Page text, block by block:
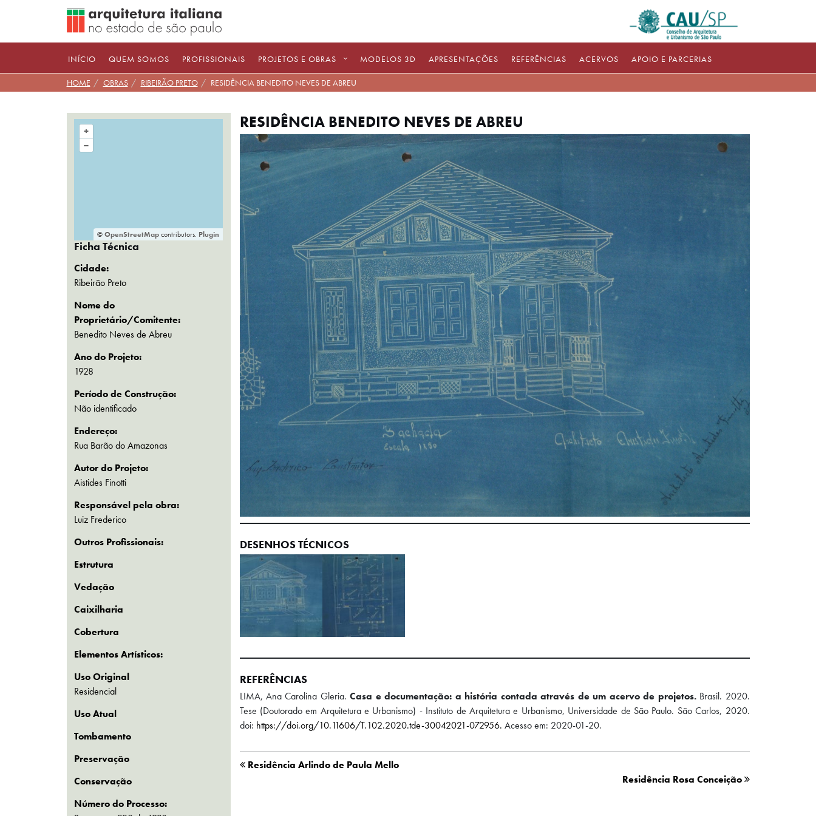
INÍCIO QUEM SOMOS PROFISSIONAIS PROJETOS E OBRAS MODELOS 3D APRESENTAÇÕES REFERÊNCIAS ACERVOS APOIO E PARCERIAS
HOME OBRAS RIBEIRÃO PRETO RESIDÊNCIA BENEDITO NEVES DE ABREU
+
–
©OpenStreetMapcontributors. Plugin
Ficha Técnica
Cidade:
Ribeirão Preto
Nome do
Proprietário/Comitente:
Benedito Neves de Abreu
Ano do Projeto:
1928
Período de Construção:
Não identificado
Endereço:
Rua Barão do Amazonas
Autor do Projeto:
Aistides Finotti
Responsável pela obra:
Luiz Frederico
Outros Profissionais:
Estrutura
Vedação
Caixilharia
Cobertura
Elementos Artísticos:
Uso Original
Residencial
Uso Atual
Tombamento
Preservação
Conservação
Número do Processo:
RESIDÊNCIA BENEDITO NEVES DE ABREU
DESENHOS TÉCNICOS
REFERÊNCIAS
LIMA, Ana Carolina Gleria.Casa e documentação: a história contada através de um acervo de projetos.Brasil. 2020.
Tese (Doutorado em Arquitetura e Urbanismo) - Instituto de Arquitetura e Urbanismo, Universidade de São Paulo. São Carlos, 2020.
doi: https://doi.org/10.11606/T.102.2020.tde-30042021-072956. Acesso em: 2020-01-20.
Residência Arlindo de Paula Mello
Residência Rosa Conceição